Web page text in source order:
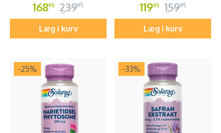
16895 23995
Læg i kurv
11995 15995
Læg i kurv
-25% -33%